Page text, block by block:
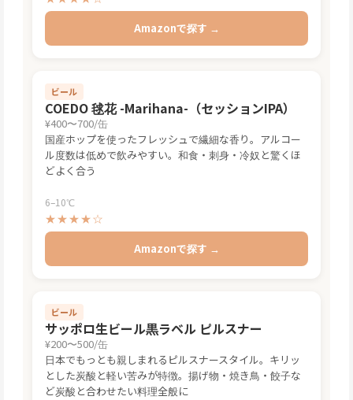
Amazonで探す →
ビール
COEDO 毬花 -Marihana-（セッションIPA）
¥400〜700/缶
国産ホップを使ったフレッシュで繊細な香り。アルコー
ル度数は低めで飲みやすい。和食・刺身・冷奴と驚くほ
どよく合う
6–10℃
★★★★☆
Amazonで探す →
ビール
サッポロ生ビール黒ラベル ピルスナー
¥200〜500/缶
日本でもっとも親しまれるピルスナースタイル。キリッ
とした炭酸と軽い苦みが特徴。揚げ物・焼き鳥・餃子な
ど炭酸と合わせたい料理全般に